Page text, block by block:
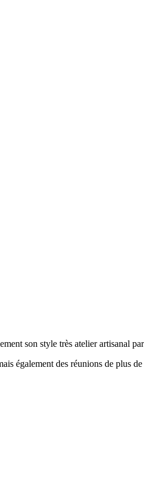
son style très atelier artisanal
également des réunions de plus